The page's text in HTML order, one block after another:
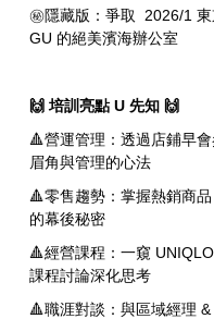
㊙️隱藏版：爭取 2026/1
GU 的絕美濱海辦公室
🙌 培訓亮點 U 先知 🙌
🔺營運管理：透過店鋪早
眉角與管理的心法
🔺零售趨勢：掌握熱銷商
的幕後秘密
🔺經營課程：一窺
課程討論深化思考
🔺職涯對談：與區域經理